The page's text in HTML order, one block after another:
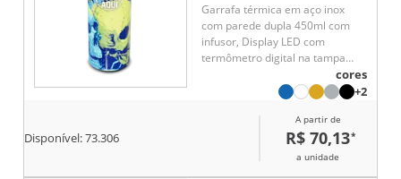
Garrafa térmica em aço inox
com parede dupla 450ml com
infusor, Display LED com
termômetro digital na tampa
para indicar a temperatura do
líquido, Conserva líquido quente
cores
+2
Disponível:73.306
A partir de
R$ 70,13*
a unidade